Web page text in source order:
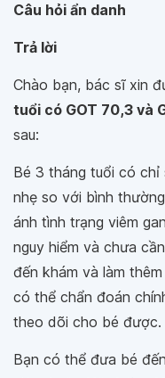
Câu hỏi ẩn danh
Trả lời
Chào bạn, bác sĩ xin
tuổi có GOT 70,3 và
sau:
Bé 3 tháng tuổi có chỉ
nhẹ so với bình
ánh tình trạng viêm
nguy hiểm và chưa
đến khám và làm
có thể chẩn đoán
theo dõi cho bé được.
Bạn có thể đưa bé